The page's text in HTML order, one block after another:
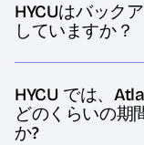
HYCUはバック
していますか？
HYCU では、
どのくらいの期
か?